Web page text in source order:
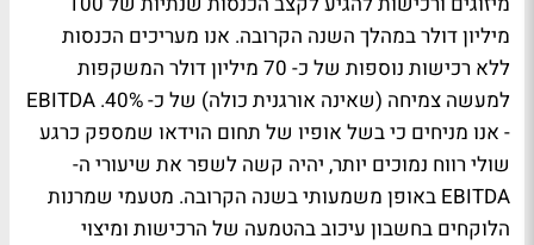
מיליון דולר במהלך השנה הקרובה. אנו מעריכים הכנסות
ללא רכישות נוספות של כ- 70 מיליון דולר המשקפות
למעשה צמיחה (שאינה אורגנית כולה) של כ- 40%. EBITDA
- אנו מניחים כי בשל אופיו של תחום הוידאו שמספק כרגע
שולי רווח נמוכים יותר, יהיה קשה לשפר את שיעורי ה-
EBITDA באופן משמעותי בשנה הקרובה. מטעמי שמרנות
הלוקחים בחשבון עיכוב בהטמעה של הרכישות ומיצוי